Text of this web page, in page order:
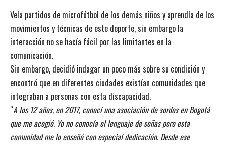
Veía partidos de microfútbol de los demás niños y aprendía de los
movimientos y técnicas de este deporte, sin embargo la
interacción no se hacía fácil por las limitantes en la
comunicación.
Sin embargo, decidió indagar un poco más sobre su condición y
encontró que en diferentes ciudades existían comunidades que
integraban a personas con esta discapacidad.
“A los 12 años, en 2017, conocí una asociación de sordos en Bogotá
que me acogió. Yo no conocía el lenguaje de señas pero esta
comunidad me lo enseñó con especial dedicación. Desde ese